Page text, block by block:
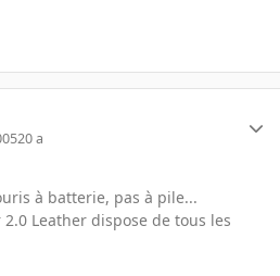
20 a
à batterie, pas à pile...
Leather dispose de tous les